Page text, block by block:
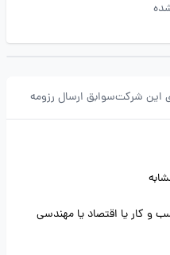
این شرکتسوابق ارسال رزومه
و کار یا اقتصاد یا مهندسی